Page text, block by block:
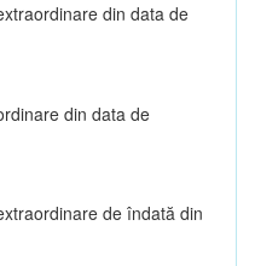
din data de
din data de
de îndată din